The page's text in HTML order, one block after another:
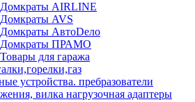
Домкраты AIRLINE
Домкраты AVS
Домкраты АвтоDело
Домкраты ПРАМО
Товары для гаража
устройства. пребразователи
вилка нагрузочная адаптеры